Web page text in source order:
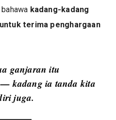
kadang-kadang
terima penghargaan
ganjaran itu
kadang ia tanda kita
juga.